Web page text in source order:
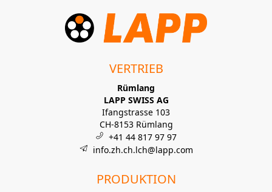
VERTRIEB
Rümlang
LAPP SWISS AG
Ifangstrasse 103
CH-8153 Rümlang
+41 44 817 97 97
info.zh.ch.lch@lapp.com
PRODUKTION